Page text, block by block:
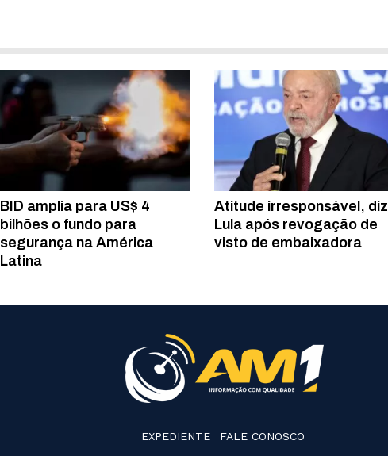
BID amplia para US$ 4
bilhões o fundo para
segurança na América
Latina
Atitude irresponsável, diz
Lula após revogação de
visto de embaixadora
EXPEDIENTE FALE CONOSCO